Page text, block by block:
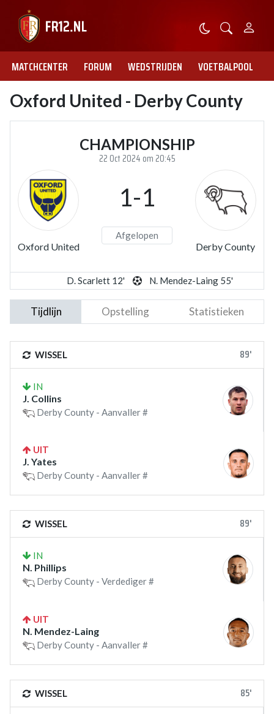
MATCHCENTER FORUM WEDSTRIJDEN VOETBALPOOL
Oxford United - Derby County
CHAMPIONSHIP
22 Oct 2024 om 20:45
Oxford United
1-1
Afgelopen
Derby County
D. Scarlett 12' N. Mendez-Laing 55'
Tijdlijn Opstelling Statistieken
WISSEL 89'
IN
J. Collins
Derby County - Aanvaller #
UIT
J. Yates
Derby County - Aanvaller #
WISSEL 89'
IN
N. Phillips
Derby County - Verdediger #
UIT
N. Mendez-Laing
Derby County - Aanvaller #
WISSEL 85'